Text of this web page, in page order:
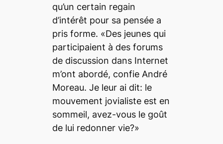
qu’un certain regain
d’intérêt pour sa pensée a
pris forme. «Des jeunes qui
participaient à des forums
de discussion dans Internet
m’ont abordé, confie André
Moreau. Je leur ai dit: le
mouvement jovialiste est en
sommeil, avez-vous le goût
de lui redonner vie?»